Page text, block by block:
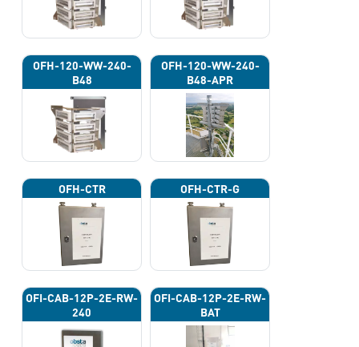
OFH-120-WW-240-
B48
OFH-120-WW-240-
B48-APR
OFH-CTR OFH-CTR-G
OFI-CAB-12P-2E-RW-
240
OFI-CAB-12P-2E-RW-
BAT